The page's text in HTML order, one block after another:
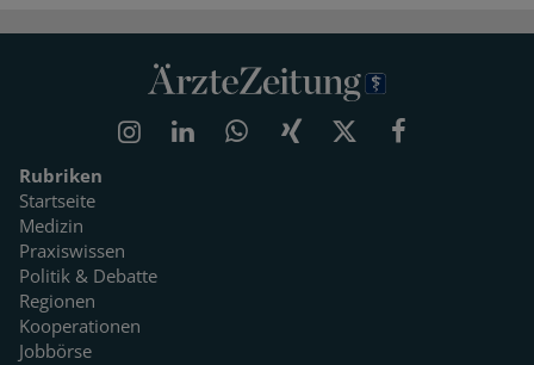
Rubriken
Startseite
Medizin
Praxiswissen
Politik & Debatte
Regionen
Kooperationen
Jobbörse